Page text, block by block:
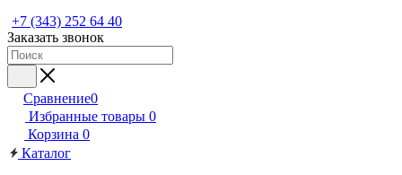
+7 (343) 252 64 40
Заказать звонок
Сравнение0
Избранные товары 0
Корзина 0
Каталог